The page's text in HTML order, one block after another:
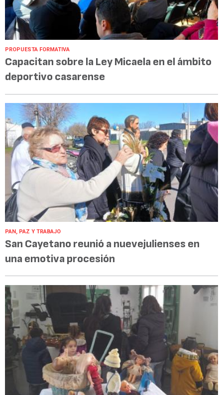
PROPUESTA FORMATIVA
Capacitan sobre la Ley Micaela en el ámbito
deportivo casarense
PAN, PAZ Y TRABAJO
San Cayetano reunió a nuevejulienses en
una emotiva procesión